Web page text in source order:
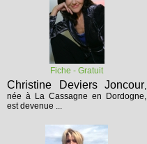
Fiche - Gratuit
Christine Deviers Joncour,
née à La Cassagne en Dordogne,
est devenue ...